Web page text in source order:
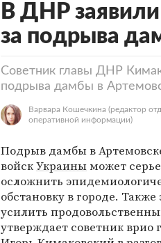
В ДНР
за подрыва
Советник главы ДНР
подрыва дамбы в
Варвара Кошечкина (редактор
оперативной информации)
Подрыв дамбы в
войскУкраины может
осложнить
обстановку в городе.
усилить
утверждает советник врио